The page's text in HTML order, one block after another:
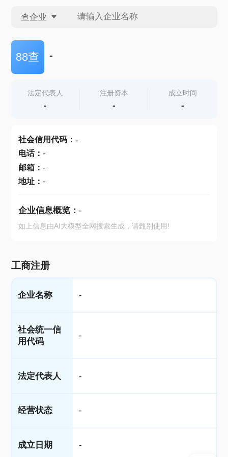
查企业
查企业
查产地
88查 -
法定代表人
-
注册资本
-
成立时间
-
社会信用代码： -
电话： -
邮箱： -
地址： -
企业信息概览： -
如上信息由AI大模型全网搜索生成，请甄别使用!
工商注册
企业名称 -
社会统一信
用代码
-
法定代表人 -
经营状态 -
成立日期 -